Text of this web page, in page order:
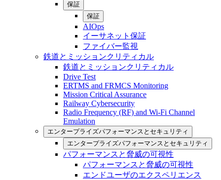
保証
保証
AIOps
イーサネット保証
ファイバー監視
鉄道とミッションクリティカル
鉄道とミッションクリティカル
Drive Test
ERTMS and FRMCS Monitoring
Mission Critical Assurance
Railway Cybersecurity
Radio Frequency (RF) and Wi-Fi Channel
Emulation
エンタープライズパフォーマンスとセキュリティ
エンタープライズパフォーマンスとセキュリティ
パフォーマンスと脅威の可視性
パフォーマンスと脅威の可視性
エンドユーザのエクスペリエンス